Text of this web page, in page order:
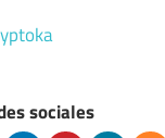
sociales